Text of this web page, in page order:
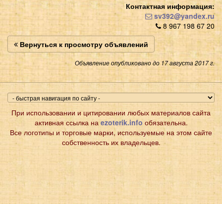
Контактная информация:
sv392@yandex.ru
8 967 198 67 20
Вернуться к просмотру объявлений
Объявление опубликовано до 17 августа 2017 г.
При использовании и цитировании любых материалов сайта
активная ссылка на ezoterik.info обязательна.
Все логотипы и торговые марки, используемые на этом сайте
собственность их владельцев.